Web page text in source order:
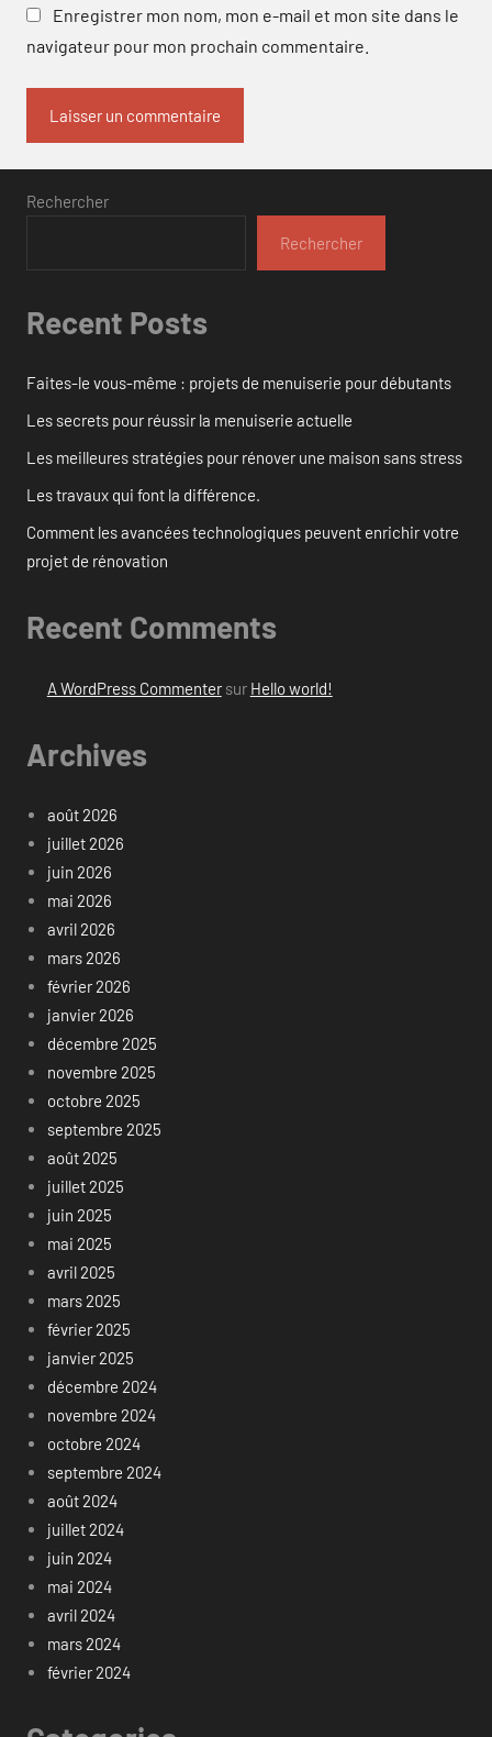
Enregistrer mon nom, mon e-mail et mon site dans le
navigateur pour mon prochain commentaire.
Rechercher
Rechercher
Recent Posts
Faites-le vous-même : projets de menuiserie pour débutants
Les secrets pour réussir la menuiserie actuelle
Les meilleures stratégies pour rénover une maison sans stress
Les travaux qui font la différence.
Comment les avancées technologiques peuvent enrichir votre
projet de rénovation
Recent Comments
A WordPress Commentersur Hello world!
Archives
août 2026
juillet 2026
juin 2026
mai 2026
avril 2026
mars 2026
février 2026
janvier 2026
décembre 2025
novembre 2025
octobre 2025
septembre 2025
août 2025
juillet 2025
juin 2025
mai 2025
avril 2025
mars 2025
février 2025
janvier 2025
décembre 2024
novembre 2024
octobre 2024
septembre 2024
août 2024
juillet 2024
juin 2024
mai 2024
avril 2024
mars 2024
février 2024